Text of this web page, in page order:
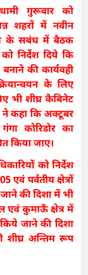
गुरूवार को
शहरों में नवीन
के सबंध में बैठक
निर्देश दिये कि
बनाने की कार्यवही
के लिए
भी शीघ्र कैबिनेट
ने कहा कि अक्टूबर
कोरिडोर का
किया जाए।
को निर्देश
एवं पर्वतीय क्षेत्रों
की दिशा में भी
एवं कुमाऊँ क्षेत्र में
जाने की दिशा
शीघ्र अन्तिम रूप